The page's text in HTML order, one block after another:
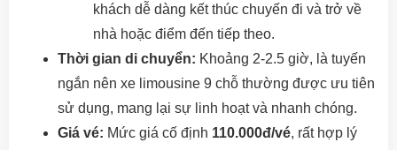
khách dễ dàng kết thúc chuyến đi và trở về
nhà hoặc điểm đến tiếp theo.
Thời gian di chuyển: Khoảng 2-2.5 giờ, là tuyến
ngắn nên xe limousine 9 chỗ thường được ưu tiên
sử dụng, mang lại sự linh hoạt và nhanh chóng.
Giá vé: Mức giá cố định 110.000đ/vé, rất hợp lý